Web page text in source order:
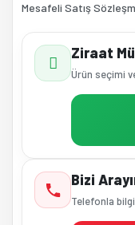
Mesafeli Satış
Ziraat
Ürün seçimi
Bizi
Telefonla